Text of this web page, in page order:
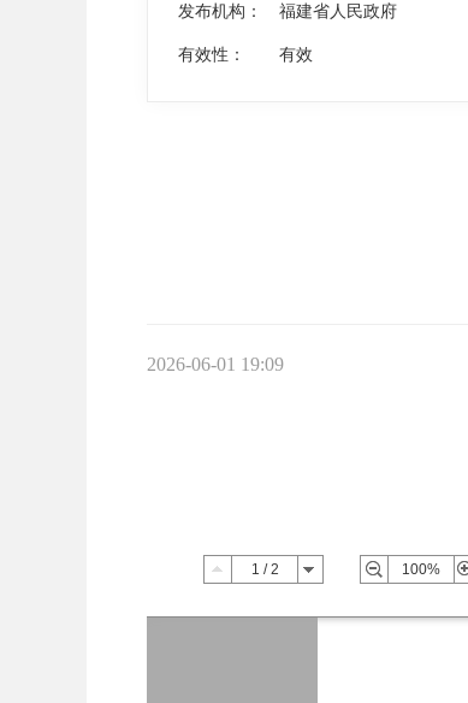
发布机构： 福建省人民政府
有效性： 有效
2026-06-01 19:09